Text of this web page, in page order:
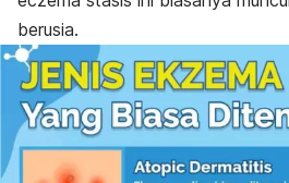
berusia.